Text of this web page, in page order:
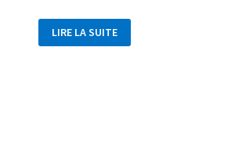
À
UN
LIRE LA SUITE